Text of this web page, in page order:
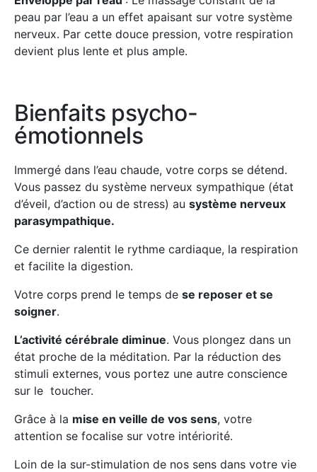
peau par l’eau a un effet apaisant sur votre système
nerveux. Par cette douce pression, votre respiration
devient plus lente et plus ample.
Bienfaits psycho-
émotionnels
Immergé dans l’eau chaude, votre corps se détend.
Vous passez du système nerveux sympathique (état
d’éveil, d’action ou de stress) au système nerveux
parasympathique.
Ce dernier ralentit le rythme cardiaque, la respiration
et facilite la digestion.
Votre corps prend le temps de se reposer et se
soigner.
L’activité cérébrale diminue. Vous plongez dans un
état proche de la méditation. Par la réduction des
stimuli externes, vous portez une autre conscience
sur le toucher.
Grâce à la mise en veille de vos sens, votre
attention se focalise sur votre intériorité.
Loin de la sur-stimulation de nos sens dans votre vie